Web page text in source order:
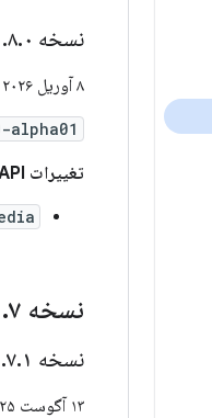
نسخه ۱ .۸.۰-آلفا۰۱
۸ آوریل ۲۰۲۶
alpha01
تغییرات API
نسخه ۱ .۷
نسخه ۱ .۷.۱
۱۳ آگوست ۲۰۲۵